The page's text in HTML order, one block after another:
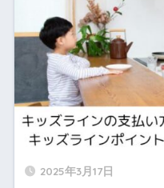
2025年3月17日